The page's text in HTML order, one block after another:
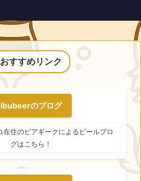
おすすめリンク
ibubeerのブログ
在住のビアギークによるビールブロ
グはこちら！